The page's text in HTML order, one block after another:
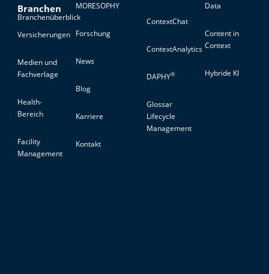
Branchen
Branchenüberblick
Versicherungen
Medien und
Fachverlage
Health-
Bereich
Facility
Management
MORESOPHY
Forschung
News
Blog
Karriere
Kontakt
ContextChat
ContextAnalytics
DAPHY®
Glossar
Lifecycle
Management
Data
Content in
Context
Hybride KI